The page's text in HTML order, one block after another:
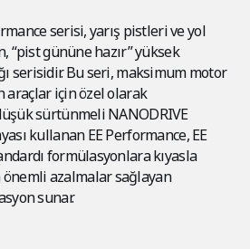
serisi, yarış pistleri ve yol
“pist gününe hazır” yüksek
serisidir. Bu seri, maksimum motor
araçlar için özel olarak
sürtünmeli NANODRIVE
kullanan EE Performance, EE
formülasyonlara kıyasla
azalmalar sağlayan
sunar.